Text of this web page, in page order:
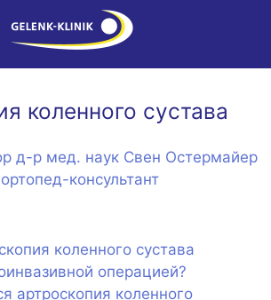
коленного сустава
д-р мед. наук Свен Остермайер
консультант
коленного сустава
операцией?
артроскопия коленного